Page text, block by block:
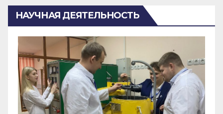
НАУЧНАЯ ДЕЯТЕЛЬНОСТЬ